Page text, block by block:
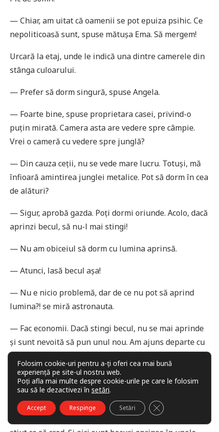
— Chiar, am uitat că oamenii se pot epuiza psihic. Ce
nepo­liticoasă sunt, spuse mătușa Ema. Să mergem!
Urcară la etaj, unde le indică una dintre camerele din
stânga culoarului.
— Prefer să dorm singură, spuse Angela.
— Foarte bine, spuse proprietara casei, privind-o
puțin mirată. Camera asta are vedere spre câmpie.
Vrei o cameră cu vedere spre junglă?
— Din cauza ceții, nu se vede mare lucru. Totuși, mă
înfi­oară amintirea junglei metalice. Pot să dorm în cea
de alături?
— Sigur, aprobă gazda. Poți dormi oriunde. Acolo, dacă
aprinzi becul, să nu-l mai stingi!
— Nu am obiceiul să dorm cu lumina aprinsă.
— Atunci, lasă becul așa!
— Nu e nicio problemă, dar de ce nu pot să aprind
lumina?! se miră astronauta.
— Fac economii. Dacă stingi becul, nu se mai aprinde
și sunt nevoită să pun unul nou. Am ajuns departe cu
tehnologia în ceea ce privește durata de viață a unui
bec, dar există inconve­nientul că, odată aprins, dacă îl
stingi, se arde. Poate funcționa mai multe sute de mii
de ore, dar numai dacă, odată aprins, îl lași așa.
— Am văzut asta în sufrageria de la parter și n-am
Folosim cookie-uri pentru a-ți oferi cea mai bună
experiență pe site-ul nostru web.
Poți afla mai multe despre cookie-urile pe care le folosim
sau să le dezactivezi în setări.
Accept Respinge Setări CLOSE GDPR